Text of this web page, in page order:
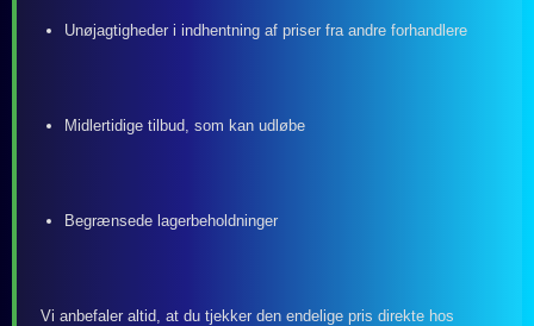
Unøjagtigheder i indhentning af priser fra andre forhandlere
Midlertidige tilbud, som kan udløbe
Begrænsede lagerbeholdninger
Vi anbefaler altid, at du tjekker den endelige pris direkte hos